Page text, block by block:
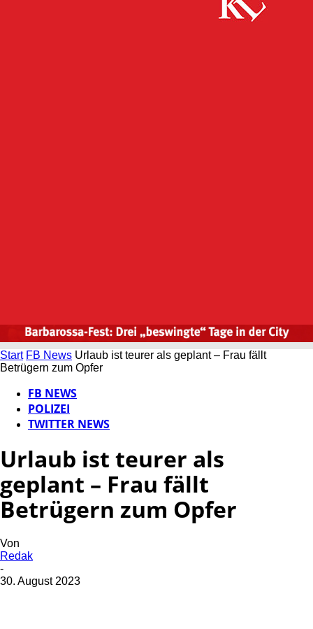
Start FB News Urlaub ist teurer als geplant – Frau fällt
Betrügern zum Opfer
FB NEWS
POLIZEI
TWITTER NEWS
Urlaub ist teurer als
geplant – Frau fällt
Betrügern zum Opfer
Von
Redak
-
30. August 2023